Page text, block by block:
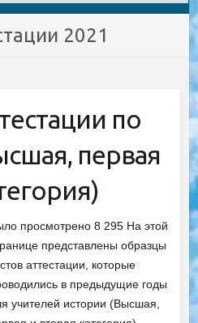
2021
по
первая
просмотрено 8 295 На этой
представлены образцы
аттестации, которые
в предыдущие годы
учителей истории (Высшая,